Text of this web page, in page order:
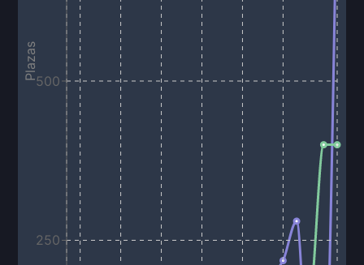
250
500
Plazas